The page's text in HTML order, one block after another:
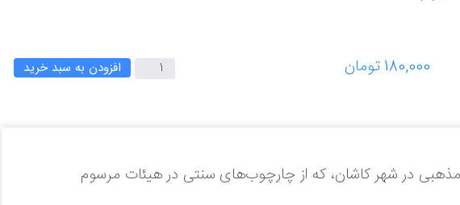
افزودن به سبد خرید
در شهر کاشان، که از چارچوب‌های سنتی در هیئات مرسوم